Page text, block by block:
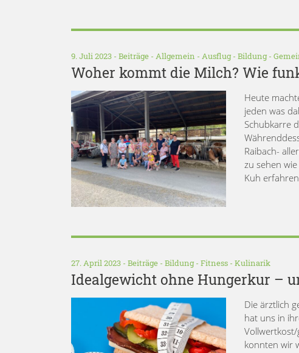
9. Juli 2023 - Beiträge - Allgemein - Ausflug- Bildung-
Woher kommt die Milch? Wie
Heute
jeden was
Schubkarre
Raibach-
zu sehen
Kuh
27. April 2023 - Beiträge - Bildung- Fitness - Kulinarik
Idealgewicht ohne Hungerkur –
Die ärztlich
hat uns in
konnten wir